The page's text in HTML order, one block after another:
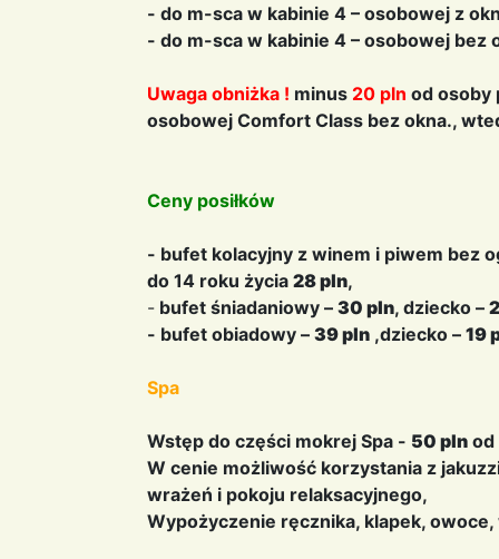
- do m-sca w kabinie 4 – osobowej z
- do m-sca w kabinie 4 – osobowej bez
Uwaga obniżka ! minus 20 pln od osoby
osobowej Comfort Class bez okna.,
Ceny posiłków
- bufet kolacyjny z winem i piwem bez
do 14 roku życia 28 pln,
- bufet śniadaniowy – 30 pln, dziecko –
- bufet obiadowy – 39 pln ,dziecko – 19
Spa
Wstęp do części mokrej Spa - 50 pln od
W cenie możliwość korzystania z
wrażeń i pokoju relaksacyjnego,
Wypożyczenie ręcznika, klapek,